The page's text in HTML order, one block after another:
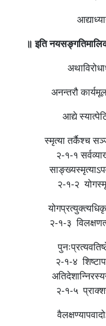
आद्याध्याये
॥ इति
अनन्तरौ
आद्ये
स्मृत्या तर्कैश्च
२-१-१
२-१-२
२-१-३
२-१-४
२-१-५